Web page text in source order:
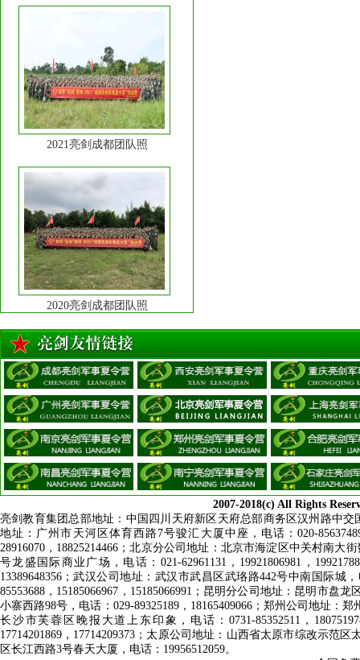
2021亮剑成都团队照
2020亮剑成都团队照
训练成果汇报表演，接受检
阅！
2024年夏令营学员风采——亮
剑小兵集体照
2007-2018(c) All Rights
亮剑教育集团总部地址：中国四川天府新区天府总部商务区汉州路中交
地址：广州市天河区体育西路7号骏汇大厦中座，电话：020-
28916070，18825214466；北京分公司地址：北京市海淀区中关村南大
号龙盛国际商业广场，电话：021-62961131，19921806981，
13389648356；武汉公司地址：武汉市武昌区武珞路442号中南国际城
85553688，15185066967，15185066991；昆明分公司地址：昆明市盘
小寨西路98号，电话：029-89325189，18165409066；郑州公司地址：
长沙市芙蓉区晚报大道上东印象，电话：0731-85352511，
17714201869，17714209373；太原公司地址：山西省太原市综改示范
区长江西路3号春天大厦 ，电话： 19956512059。